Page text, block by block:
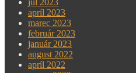
júl 2023
apríl 2023
marec 2023
február 2023
január 2023
august 2022
apríl 2022